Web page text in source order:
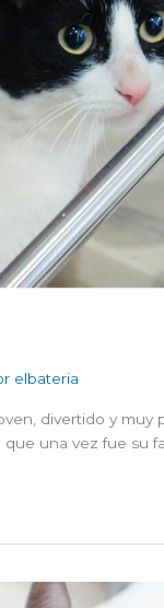
elbateria
divertido y muy
una vez fue su